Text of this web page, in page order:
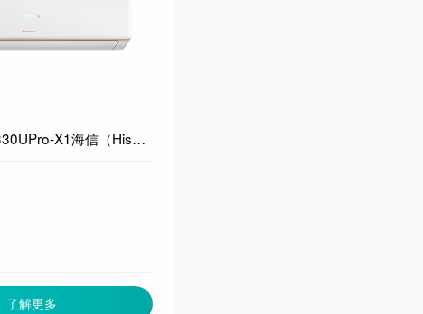
KFR-35GW/A330UPro-X1海信（Hisense）大薄荷空调智省电Ultra大1.5匹挂机 世界杯定制空调AI省电双翼定制风新一级能效国家补贴以旧换新 大1.5匹
了解更多